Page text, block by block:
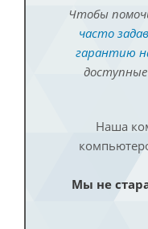
Чтобы
часто
гарантию
доступные
Наша
Мы не